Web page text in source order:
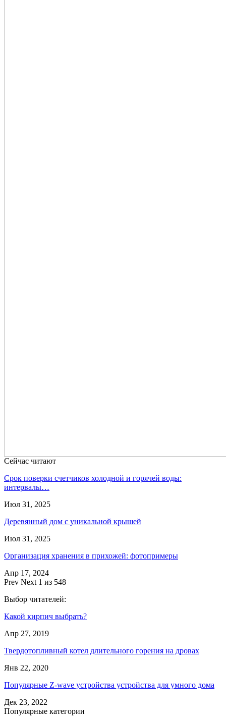
Сейчас читают
Срок поверки счетчиков холодной и горячей воды:
интервалы…
Июл 31, 2025
Деревянный дом с уникальной крышей
Июл 31, 2025
Организация хранения в прихожей: фотопримеры
Апр 17, 2024
Prev Next 1 из 548
Выбор читателей:
Какой кирпич выбрать?
Апр 27, 2019
Твердотопливный котел длительного горения на дровах
Янв 22, 2020
Популярные Z-wave устройства устройства для умного дома
Дек 23, 2022
Популярные категории